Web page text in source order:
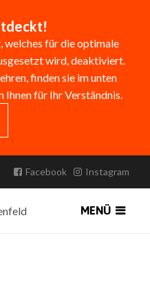
welches für die optimale
wird, deaktiviert.
finden sie im unten
Ihnen für Ihr Verständnis.
Facebook Instagram
MENÜ
§ 5 TMG: